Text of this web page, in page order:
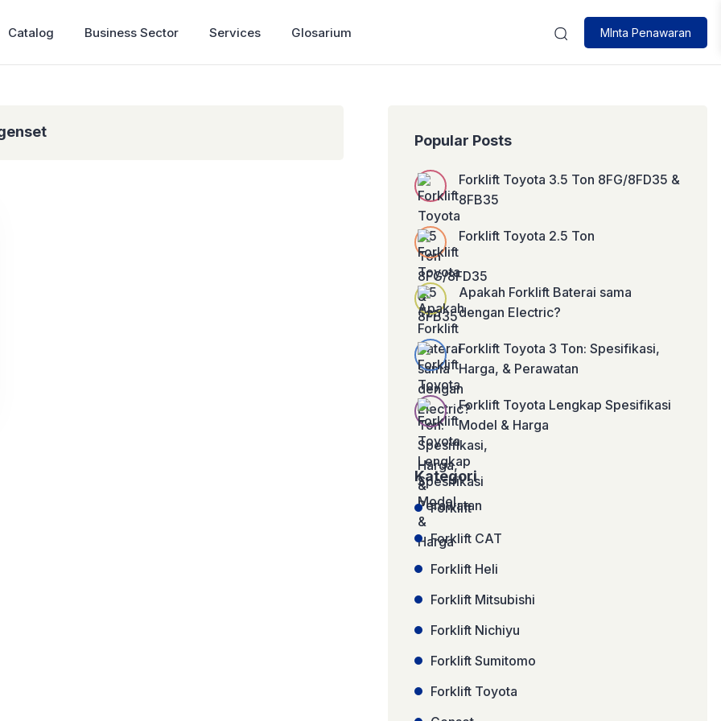
MInta Penawaran
Catalog Business Sector Services Glosarium
Popular Posts
Forklift Toyota 3.5 Ton 8FG/8FD35 &
8FB35
Forklift Toyota 2.5 Ton
Apakah Forklift Baterai sama
dengan Electric?
Forklift Toyota 3 Ton: Spesifikasi,
Harga, & Perawatan
Forklift Toyota Lengkap Spesifikasi
Model & Harga
Kategori
Forklift
Forklift CAT
Forklift Heli
Forklift Mitsubishi
Forklift Nichiyu
Forklift Sumitomo
Forklift Toyota